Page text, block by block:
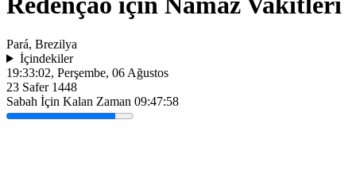
Pará, Brezilya
İçindekiler
19:33:02, Perşembe, 06 Ağustos
23 Safer 1448
Sabah İçin Kalan Zaman 09:47:58